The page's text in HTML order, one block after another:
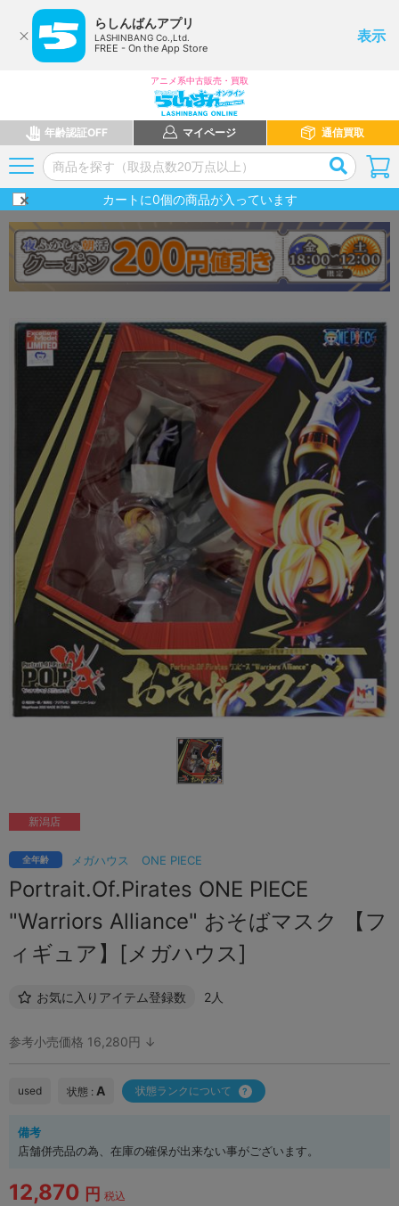
らしんばんアプリ
LASHINBANG Co.,Ltd.
FREE - On the App Store
表示
アニメ系中古販売・買取
年齢認証OFF マイページ 通信買取
カートに0個の商品が入っています
メガハウス ONE PIECE
全年齢
Portrait.Of.Pirates ONE PIECE
"Warriors Alliance" おそばマスク 【フ
ィギュア】[メガハウス]
お気に入りアイテム登録数 2人
新潟店
参考小売価格 16,280円 ↓
used 状態 : A 状態ランクについて
備考
店舗併売品の為、在庫の確保が出来ない事がございます。
12,870 円 税込